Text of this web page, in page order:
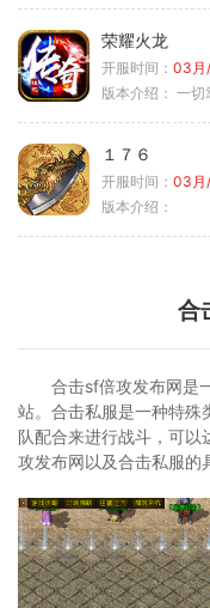
荣耀火龙
开服时间： 03月
版本介绍： 一切
１７６
开服时间： 03月
版本介绍：
只
合
合击sf倍攻发布网是
站。合击私服是一种特殊
队配合来进行战斗，可
攻发布网以及合击私服的